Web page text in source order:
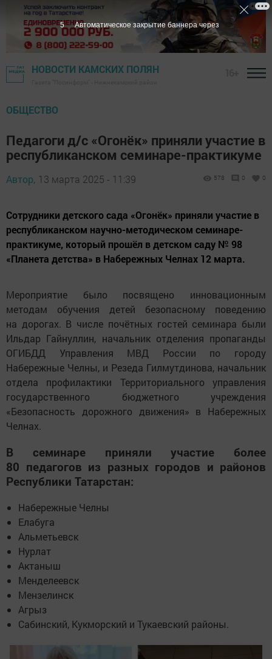
НОВОСТИ КАМСКИХ ПОЛЯН
ОБЩЕСТВО
Педагоги д/с «Огонёк» приняли участие в
республиканском семинаре-практикуме
Автор, 13 марта 2025 - 11:39 578 0 0
Сотрудники детского сада «Огонёк» приняли участие в
республиканском научно-методическом семинаре-
практикуме, который прошёл в детском саду № 98
«Планета детства» в Набережных Челнах 12 марта.
Мероприятие было посвящено инновационным
методам обучения детей безопасному поведению
на дорогах. В числе почётных гостей семинара были
Ильдар Гайнуллин, начальник отделения пропаганды
ОГИБДД Управления МВД России по городу
Набережные Челны, и Резеда Гилмутдинова, начальник
отдела профилактики Территориального управления
государственного бюджетного учреждения
«Безопасность дорожного движения» в Набережных
Челнах.
В семинаре приняли участие более
80 педагогов из разных городов и районов
Республики Татарстан:
Набережные Челны
Елабуга
Альметьевск
Нурлат
Актаныш
Менделеевск
Мензелинск
Агрыз
Сабинский, Кукморский и Тукаевский районы.
4 Автоматическое закрытие баннера через